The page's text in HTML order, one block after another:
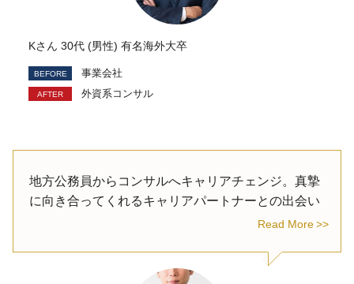
Kさん 30代 (男性) 有名海外大卒
事業会社
外資系コンサル
地方公務員からコンサルへキャリアチェンジ。真摯
に向き合ってくれるキャリアパートナーとの出会い
Read More